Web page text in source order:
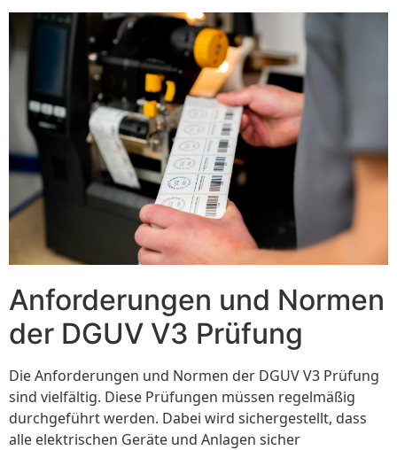
Anforderungen und Normen
der DGUV V3 Prüfung
Die Anforderungen und Normen der DGUV V3 Prüfung
sind vielfältig. Diese Prüfungen müssen regelmäßig
durchgeführt werden. Dabei wird sichergestellt, dass
alle elektrischen Geräte und Anlagen sicher